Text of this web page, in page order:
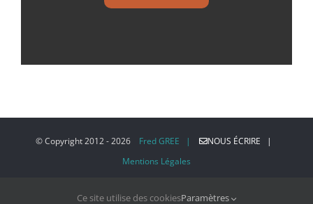
© Copyright 2012 -2026 Fred GREE |
NOUS ÉCRIRE |
Mentions Légales
Ce site utilise des cookiesParamètres